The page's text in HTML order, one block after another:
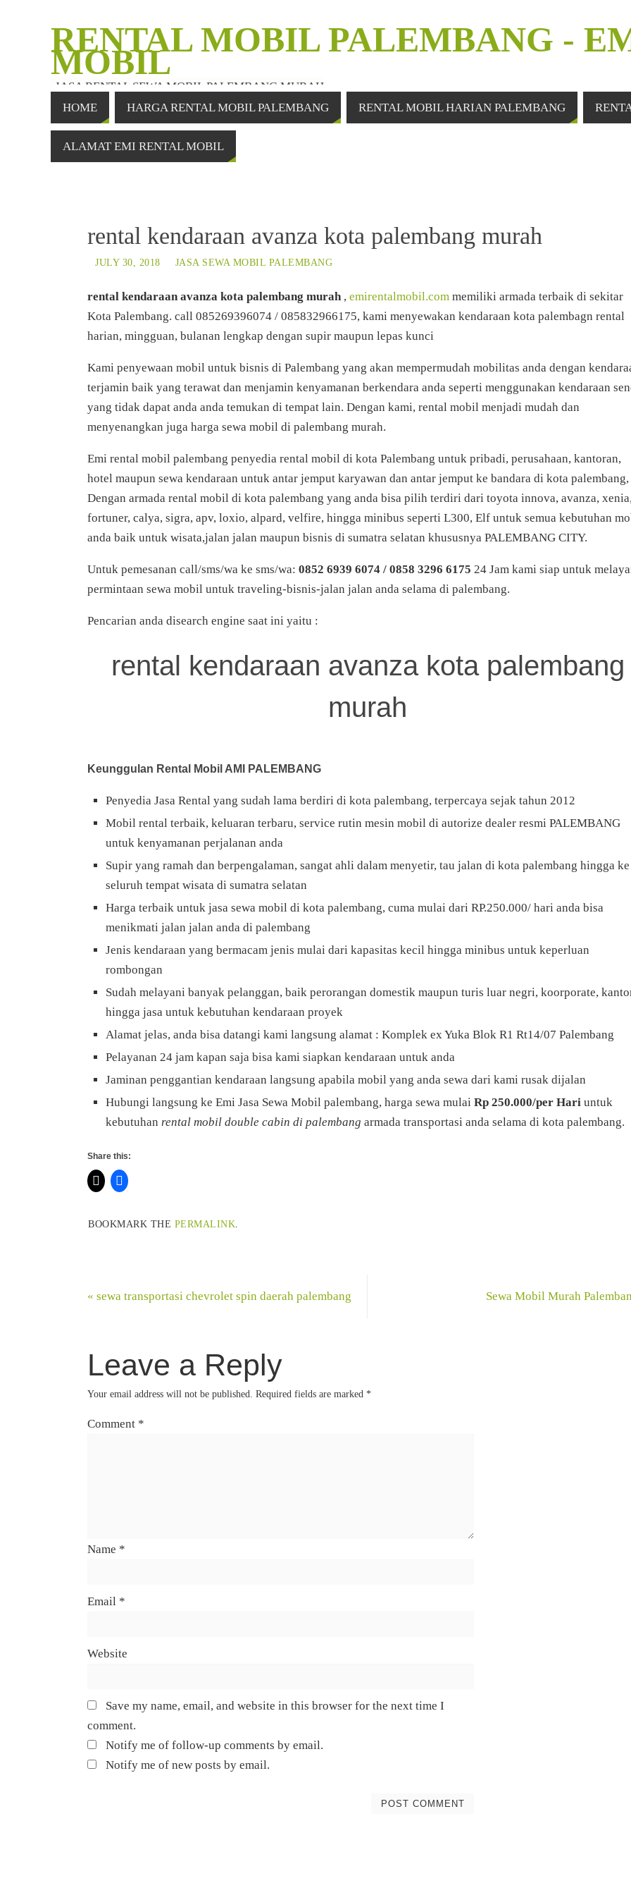
RENTAL MOBIL PALEMBANG -
MOBIL
JASA RENTAL SEWA MOBIL PALEMBANG MURAH
HOME
HARGA RENTAL MOBIL PALEMBANG RENTAL MOBIL HARIAN PALEMBANG
ALAMAT EMI RENTAL MOBIL
rental kendaraan avanza kota palembang murah
JULY 30, 2018 JASA SEWA MOBIL PALEMBANG
rental kendaraan avanza kota palembang murah, emirentalmobil.com memiliki armada terbaik di sekitar
Kota Palembang. call 085269396074 / 085832966175, kami menyewakan kendaraan kota palembagn rental
harian, mingguan, bulanan lengkap dengan supir maupun lepas kunci
Kami penyewaan mobil untuk bisnis di Palembang yang akan mempermudah mobilitas anda dengan
terjamin baik yang terawat dan menjamin kenyamanan berkendara anda seperti menggunakan kendaraan
yang tidak dapat anda anda temukan di tempat lain. Dengan kami, rental mobil menjadi mudah dan
menyenangkan juga harga sewa mobil di palembang murah.
Emi rental mobil palembang penyedia rental mobil di kota Palembang untuk pribadi, perusahaan, kantoran,
hotel maupun sewa kendaraan untuk antar jemput karyawan dan antar jemput ke bandara di kota palembang,
Dengan armada rental mobil di kota palembang yang anda bisa pilih terdiri dari toyota innova, avanza,
fortuner, calya, sigra, apv, loxio, alpard, velfire, hingga minibus seperti L300, Elf untuk semua kebutuhan
anda baik untuk wisata,jalan jalan maupun bisnis di sumatra selatan khususnya PALEMBANG CITY.
Untuk pemesanan call/sms/wa ke sms/wa: 0852 6939 6074 / 0858 3296 6175 24 Jam kami siap untuk
permintaan sewa mobil untuk traveling-bisnis-jalan jalan anda selama di palembang.
Pencarian anda disearch engine saat ini yaitu :
rental kendaraan avanza kota palembang
murah
Keunggulan Rental Mobil AMI PALEMBANG
Penyedia Jasa Rental yang sudah lama berdiri di kota palembang, terpercaya sejak tahun 2012
Mobil rental terbaik, keluaran terbaru, service rutin mesin mobil di autorize dealer resmi PALEMBANG
untuk kenyamanan perjalanan anda
Supir yang ramah dan berpengalaman, sangat ahli dalam menyetir, tau jalan di kota palembang hingga ke
seluruh tempat wisata di sumatra selatan
Harga terbaik untuk jasa sewa mobil di kota palembang, cuma mulai dari RP.250.000/ hari anda bisa
menikmati jalan jalan anda di palembang
Jenis kendaraan yang bermacam jenis mulai dari kapasitas kecil hingga minibus untuk keperluan
rombongan
Sudah melayani banyak pelanggan, baik perorangan domestik maupun turis luar negri, koorporate,
hingga jasa untuk kebutuhan kendaraan proyek
Alamat jelas, anda bisa datangi kami langsung alamat : Komplek ex Yuka Blok R1 Rt14/07 Palembang
Pelayanan 24 jam kapan saja bisa kami siapkan kendaraan untuk anda
Jaminan penggantian kendaraan langsung apabila mobil yang anda sewa dari kami rusak dijalan
Hubungi langsung ke Emi Jasa Sewa Mobil palembang, harga sewa mulai Rp 250.000/per Hariuntuk
kebutuhan rental mobil double cabin di palembang armada transportasi anda selama di kota palembang.
Share this:
BOOKMARK THE PERMALINK.
« sewa transportasi chevrolet spin daerah palembang Sewa Mobil Murah
Leave a Reply
Your email address will not be published. Required fields are marked *
Comment *
Name *
Email *
Website
Save my name, email, and website in this browser for the next time I
comment.
Notify me of follow-up comments by email.
Notify me of new posts by email.